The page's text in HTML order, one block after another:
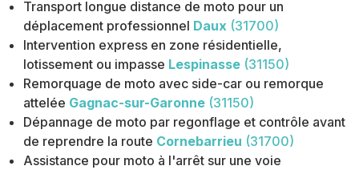
Transport longue distance de moto pour un
déplacement professionnel Daux (31700)
Intervention express en zone résidentielle,
lotissement ou impasse Lespinasse (31150)
Remorquage de moto avec side-car ou remorque
attelée Gagnac-sur-Garonne (31150)
Dépannage de moto par regonflage et contrôle avant
de reprendre la route Cornebarrieu (31700)
Assistance pour moto à l'arrêt sur une voie